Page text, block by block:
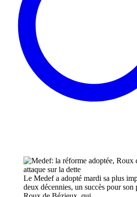
Le Medef a adopté mardi sa plus
deux décennies, un succès pour